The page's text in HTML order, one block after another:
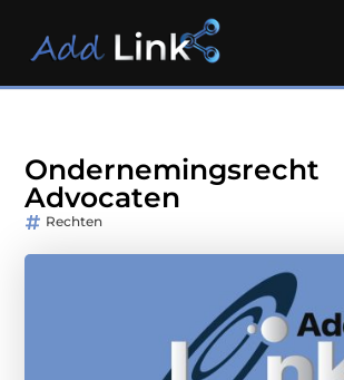
Ondernemingsrecht
Advocaten
Rechten